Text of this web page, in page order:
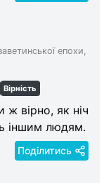
епохи,
Вірність
ж вірно, як ніч
іншим людям.
Поділитись